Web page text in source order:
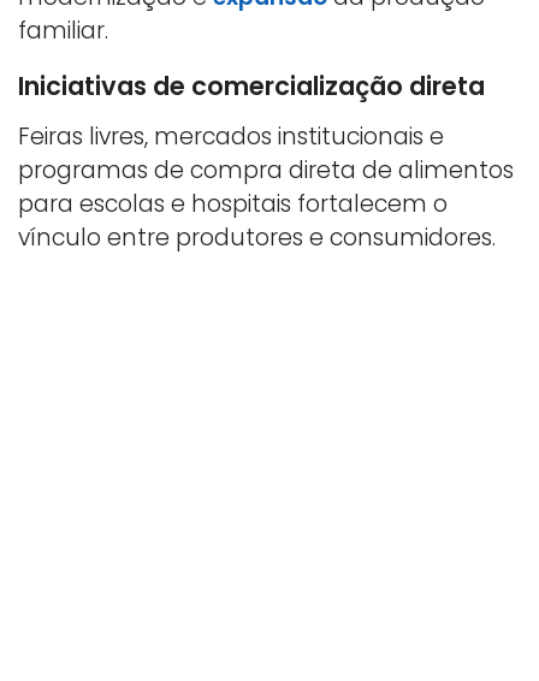
familiar.
Iniciativas de comercialização direta
Feiras livres, mercados institucionais e
programas de compra direta de alimentos
para escolas e hospitais fortalecem o
vínculo entre produtores e consumidores.